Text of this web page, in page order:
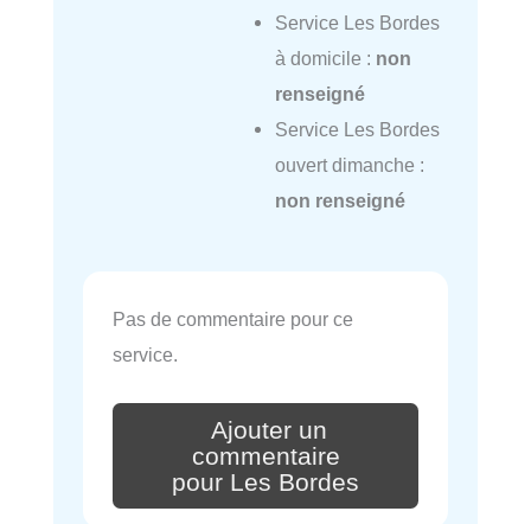
Service Les Bordes
à domicile : non
renseigné
Service Les Bordes
ouvert dimanche :
non renseigné
Pas de commentaire pour ce
service.
Ajouter un
commentaire
pour Les Bordes